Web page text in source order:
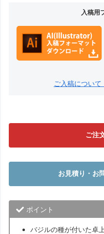
入稿用
ご入稿につい
ご注
お見積り・お
ポイント
バジルの種が付いた卓